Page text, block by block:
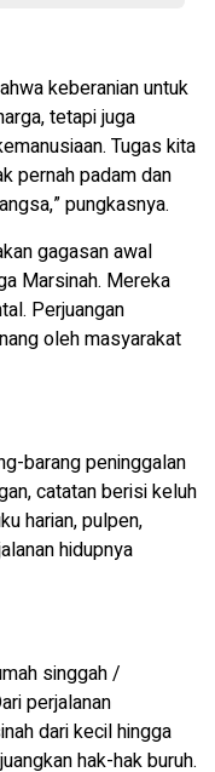
keberanian untuk
tetapi juga
Tugas kita
pernah padam dan
pungkasnya.
gagasan awal
Marsinah. Mereka
Perjuangan
oleh masyarakat
barang peninggalan
catatan berisi keluh
harian, pulpen,
hidupnya
singgah /
perjalanan
dari kecil hingga
hak-hak buruh.